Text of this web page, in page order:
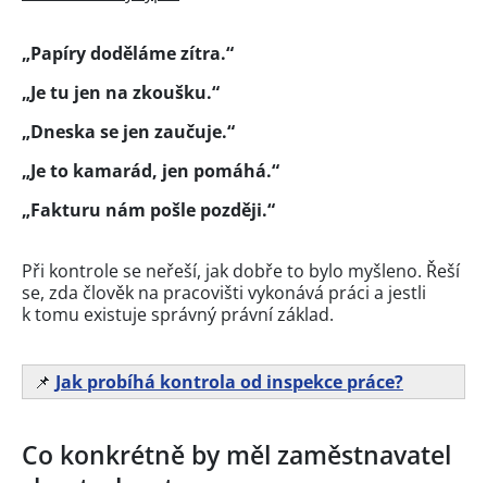
„Papíry doděláme zítra.“
„Je tu jen na zkoušku.“
„Dneska se jen zaučuje.“
„Je to kamarád, jen pomáhá.“
„Fakturu nám pošle později.“
Při kontrole se neřeší, jak dobře to bylo myšleno. Řeší
se, zda člověk na pracovišti vykonává práci a jestli
k tomu existuje správný právní základ.
📌 Jak probíhá kontrola od inspekce práce?
Co konkrétně by měl zaměstnavatel